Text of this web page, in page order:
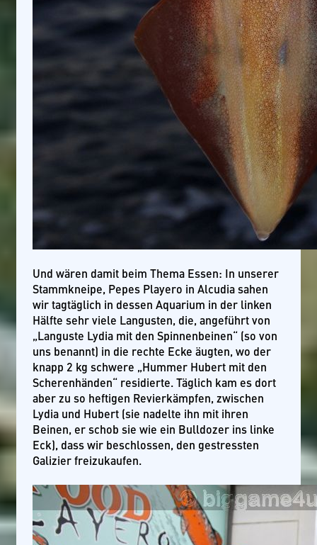
Und wären damit beim Thema Essen: In unserer
Stammkneipe, Pepes Playero in Alcudia sahen
wir tagtäglich in dessen Aquarium in der linken
Hälfte sehr viele Langusten, die, angeführt von
„Languste Lydia mit den Spinnenbeinen“ (so von
uns benannt) in die rechte Ecke äugten, wo der
knapp 2 kg schwere „Hummer Hubert mit den
Scherenhänden“ residierte. Täglich kam es dort
aber zu so heftigen Revierkämpfen, zwischen
Lydia und Hubert (sie nadelte ihn mit ihren
Beinen, er schob sie wie ein Bulldozer ins linke
Eck), dass wir beschlossen, den gestressten
Galizier freizukaufen.